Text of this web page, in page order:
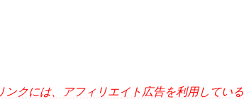
クには、アフィリエイト広告を利用している